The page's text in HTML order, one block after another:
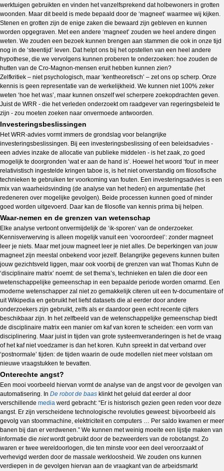
werktuigen gebruikten en vinden het vanzelfsprekend dat holbewoners in grotten
woonden. Maar dit beeld is mede bepaald door de ‘magneet’ waarmee wij kijken.
Stenen en grotten zijn de enige zaken die bewaard zijn gebleven en kunnen
worden opgegraven. Met een andere ‘magneet’ zouden we heel andere dingen
weten. We zouden een bezoek kunnen brengen aan stammen die ook in onze tijd
nog in de ‘steentijd’ leven. Dat helpt ons bij het opstellen van een heel andere
hypothese, die we vervolgens kunnen proberen te onderzoeken: hoe zouden de
hutten van de Cro-Magnon-mensen eruit hebben kunnen zien?
Zelfkritiek – niet psychologisch, maar ‘kentheoretisch’ – zet ons op scherp. Onze
kennis is geen representatie van de werkelijkheid. We kunnen niet 100% zeker
weten ‘hoe het was’, maar kunnen onszelf wel scherpere zoekopdrachten geven.
Juist de WRR - die het verleden onderzoekt om raadgever van regeringsbeleid te
zijn - zou moeten zoeken naar onvermoede antwoorden.
Investeringsbeslissingen
Het WRR-advies vormt immers de grondslag voor belangrijke
investeringsbeslissingen. Bij een investeringsbeslissing of een beleidsadvies -
een advies inzake de allocatie van publieke middelen - is het zaak, zo goed
mogelijk te doorgronden ‘wat er aan de hand is’. Hoewel het woord ‘fout’ in meer
relativistisch ingestelde kringen taboe is, is het niet onverstandig om filosofische
technieken te gebruiken ter voorkoming van fouten. Een investeringsadvies is een
mix van waarheidsvinding (de analyse van het heden) en argumentatie (het
redeneren over mogelijke gevolgen). Beide processen kunnen goed of minder
goed worden uitgevoerd. Daar kan de filosofie van kennis prima bij helpen.
Waar-nemen en de grenzen van wetenschap
Elke analyse vertoont onvermijdelijk de ‘ik-sporen’ van de onderzoeker.
Kennisverwerving is alleen mogelijk vanuit een ‘vooroordeel’: zonder magneet
leer je niets. Maar met jouw magneet leer je niet alles. De beperkingen van jouw
magneet zijn meestal onbekend voor jezelf. Belangrijke gegevens kunnen buiten
jouw gezichtsveld liggen, maar ook voorbij de grenzen van wat Thomas Kuhn de
‘disciplinaire matrix’ noemt: de set thema’s, technieken en talen die door een
wetenschappelijke gemeenschap in een bepaalde periode worden omarmd. Een
moderne wetenschapper zal niet zo gemakkelijk citeren uit een tv-documentaire of
uit Wikipedia en gebruikt het liefst datasets die al eerder door andere
onderzoekers zijn gebruikt, zelfs als er daardoor geen echt recente cijfers
beschikbaar zijn. In het zelfbeeld van de wetenschappelijke gemeenschap biedt
de disciplinaire matrix een manier om kaf van koren te scheiden: een vorm van
disciplinering. Maar juist in tijden van grote systeemveranderingen is het de vraag
of het kaf niet voedzamer is dan het koren. Kuhn spreekt in dat verband over
‘postnormale’ tijden: de tijden waarin de oude modellen niet meer volstaan om
nieuwe vraagstukken te bevatten.
Onterechte angst?
Een mooi voorbeeld hiervan vormt de analyse van de angst voor de gevolgen van
automatisering. In De robot de baas klinkt het geluid dat eerder al door
verschillende media werd gebracht: “Er is historisch gezien geen reden voor deze
angst. Er zijn verscheidene technologische revoluties geweest: bijvoorbeeld als
gevolg van stoommachine, elektriciteit en computers … Per saldo kwamen er meer
banen bij dan er verdwenen.” We kunnen met weinig moeite een lijstje maken van
informatie die nietwordt gebruikt door de bezweerders van de robotangst. Zo
waren er twee wereldoorlogen, die ten minste voor een deel veroorzaakt of
verhevigd werden door de massale werkloosheid. We zouden ons kunnen
verdiepen in de gevolgen hiervan aan de vraagkant van de arbeidsmarkt